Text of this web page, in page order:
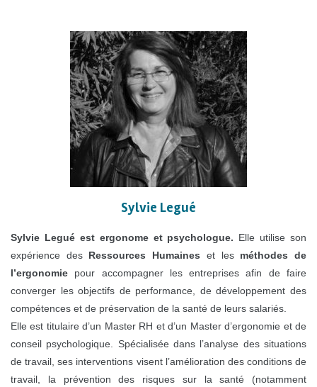
Sylvie Legué
Sylvie Legué est ergonome et psychologue. Elle utilise son
expérience des Ressources Humaines et les méthodes de
l’ergonomie pour accompagner les entreprises afin de faire
converger les objectifs de performance, de développement des
compétences et de préservation de la santé de leurs salariés.
Elle est titulaire d’un Master RH et d’un Master d’ergonomie et de
conseil psychologique. Spécialisée dans l’analyse des situations
de travail, ses interventions visent l’amélioration des conditions de
travail, la prévention des risques sur la santé (notamment